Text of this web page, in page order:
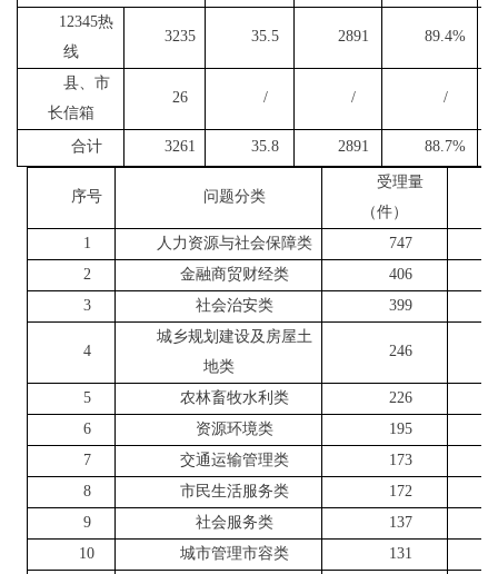
12345热
线
3235 35.5 2891 89.4%
县、市
长信箱
26 / / /
合计 3261 35.8 2891 88.7%
序号 问题分类
受理量
（件）
1
人力资源与社会保障类
747
2
金融商贸财经类
406
3
社会治安类 399
4
城乡规划建设及房屋土
地类
246
5 农林畜牧水利类
226
6
资源环境类
195
7
交通运输管理类
173
8
市民生活服务类
172
9
社会服务类
137
10
城市管理市容类
131